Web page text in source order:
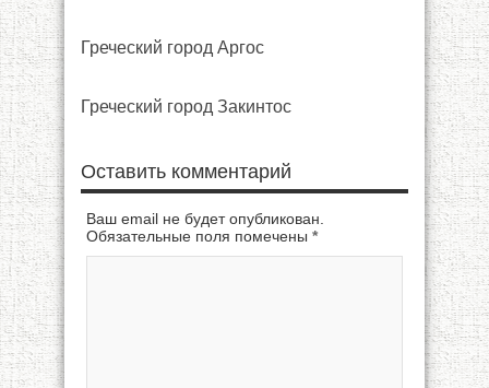
Греческий город Аргос
Греческий город Закинтос
Оставить комментарий
Ваш email не будет опубликован.
Обязательные поля помечены *